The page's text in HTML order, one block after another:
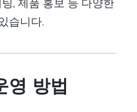
, 제품 홍보 등 다양한
습니다.
영 방법